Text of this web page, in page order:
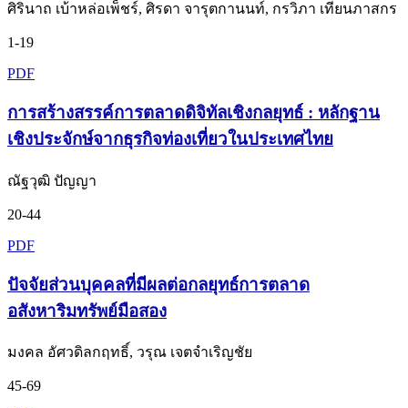
ศิรินาถ เบ้าหล่อเพ็ชร์, ศิรดา จารุตกานนท์, กรวิภา เทียนภาสกร
1-19
PDF
การสร้างสรรค์การตลาดดิจิทัลเชิงกลยุทธ์ : หลักฐาน
เชิงประจักษ์จากธุรกิจท่องเที่ยวในประเทศไทย
ณัฐวุฒิ ปัญญา
20-44
PDF
ปัจจัยส่วนบุคคลที่มีผลต่อกลยุทธ์การตลาด
อสังหาริมทรัพย์มือสอง
มงคล อัศวดิลกฤทธิ์, วรุณ เจตจำเริญชัย
45-69